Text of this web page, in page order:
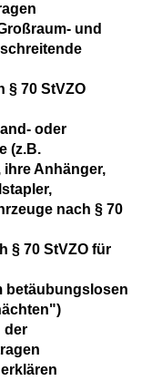
und
§ 70 StVZO
oder
(z.B.
Anhänger,
nach § 70
§ 70 StVZO für
betäubungslosen
der